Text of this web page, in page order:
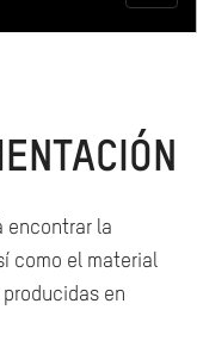
encontrar la
como el material
en